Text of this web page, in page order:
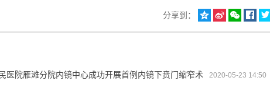
分享到：     
医院雁滩分院内镜中心成功开展首例内镜下贲门缩窄术 2020-05-23 14:50